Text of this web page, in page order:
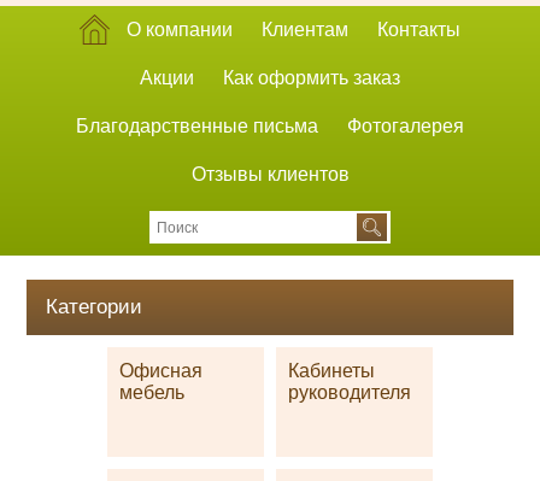
О компании Клиентам Контакты
Акции Как оформить заказ
Благодарственные письма Фотогалерея
Отзывы клиентов
Категории
Офисная
мебель
Кабинеты
руководителя